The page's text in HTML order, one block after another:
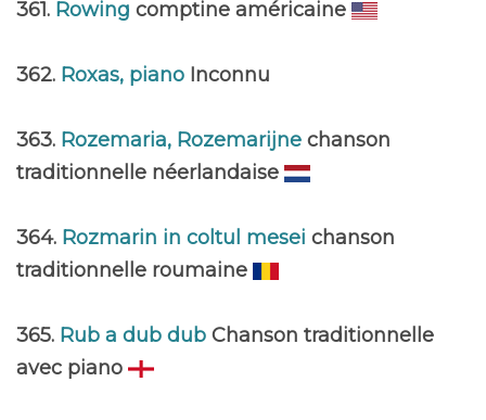
361. Rowing comptine américaine
362. Roxas, piano Inconnu
363. Rozemaria, Rozemarijne chanson
traditionnelle néerlandaise
364. Rozmarin in coltul mesei chanson
traditionnelle roumaine
365. Rub a dub dub Chanson traditionnelle
avec piano